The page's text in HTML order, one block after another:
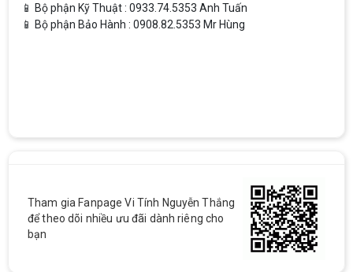
📱 Bộ phận Kỹ Thuật : 0933.74.5353 Anh Tuấn
📱 Bộ phận Bảo Hành : 0908.82.5353 Mr Hùng
Tham gia Fanpage Vi Tính Nguyễn Thắng
để theo dõi nhiều ưu đãi dành riêng cho
bạn